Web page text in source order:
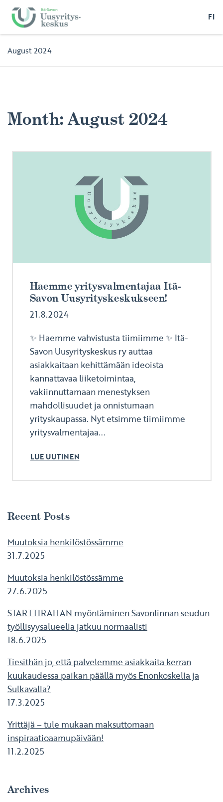
FI
August 2024
Month: August 2024
Haemme yritysvalmentajaa Itä-
Savon Uusyrityskeskukseen!
21.8.2024
✨ Haemme vahvistusta tiimiimme ✨ Itä-
Savon Uusyrityskeskus ry auttaa
asiakkaitaan kehittämään ideoista
kannattavaa liiketoimintaa,
vakiinnuttamaan menestyksen
mahdollisuudet ja onnistumaan
yrityskaupassa. Nyt etsimme tiimiimme
yritysvalmentajaa...
LUE UUTINEN
Recent Posts
Muutoksia henkilöstössämme
31.7.2025
Muutoksia henkilöstössämme
27.6.2025
STARTTIRAHAN myöntäminen Savonlinnan seudun
työllisyysalueella jatkuu normaalisti
18.6.2025
Tiesithän jo, että palvelemme asiakkaita kerran
kuukaudessa paikan päällä myös Enonkoskella ja
Sulkavalla?
17.3.2025
Yrittäjä – tule mukaan maksuttomaan
inspiraatioaamupäivään!
11.2.2025
Archives